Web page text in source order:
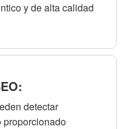
y de alta calidad
detectar
proporcionado